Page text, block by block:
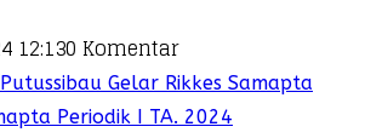
12:130 Komentar
Gelar Rikkes Samapta
Periodik I TA. 2024